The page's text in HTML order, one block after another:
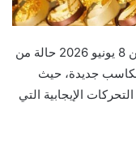
شهدت أسواق الذهب في الأردن اليوم الإثنين 8 يونيو 2026 حالة من
جديدة، حيث
الإيجابية التي